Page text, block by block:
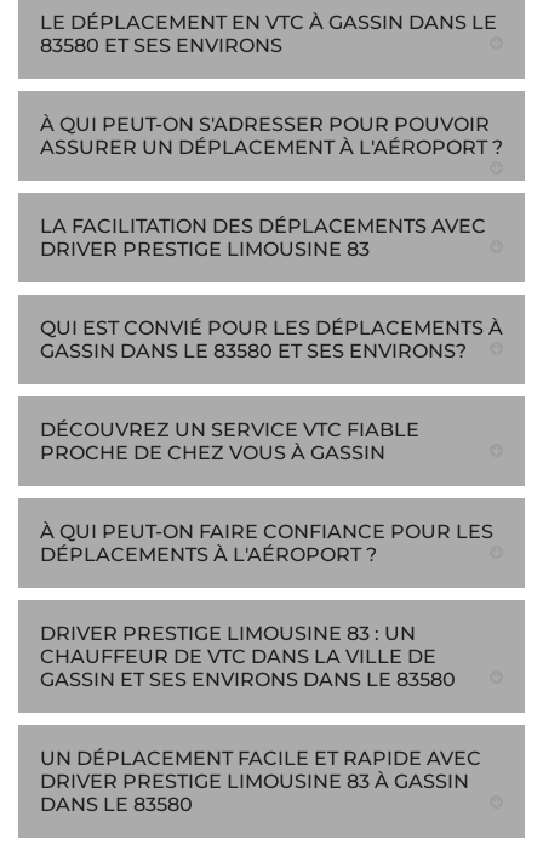
LE DÉPLACEMENT EN VTC À GASSIN DANS LE
83580 ET SES ENVIRONS
À QUI PEUT-ON S'ADRESSER POUR POUVOIR
ASSURER UN DÉPLACEMENT À L'AÉROPORT ?
LA FACILITATION DES DÉPLACEMENTS AVEC
DRIVER PRESTIGE LIMOUSINE 83
QUI EST CONVIÉ POUR LES DÉPLACEMENTS À
GASSIN DANS LE 83580 ET SES ENVIRONS?
DÉCOUVREZ UN SERVICE VTC FIABLE
PROCHE DE CHEZ VOUS À GASSIN
À QUI PEUT-ON FAIRE CONFIANCE POUR LES
DÉPLACEMENTS À L'AÉROPORT ?
DRIVER PRESTIGE LIMOUSINE 83 : UN
CHAUFFEUR DE VTC DANS LA VILLE DE
GASSIN ET SES ENVIRONS DANS LE 83580
UN DÉPLACEMENT FACILE ET RAPIDE AVEC
DRIVER PRESTIGE LIMOUSINE 83 À GASSIN
DANS LE 83580